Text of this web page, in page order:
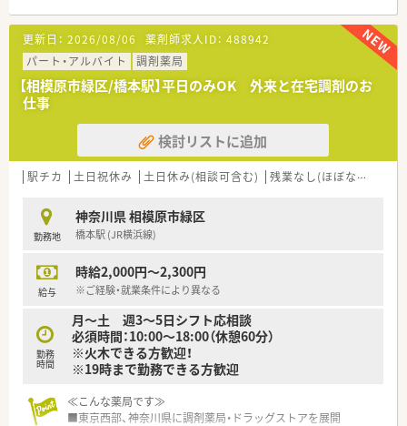
更新日： 2026/08/06 薬剤師求人ID： 488942
パート・アルバイト
調剤薬局
【相模原市緑区/橋本駅】平日のみOK 外来と在宅調剤のお
仕事
検討リストに追加
駅チカ 土日祝休み 土日休み(相談可含む) 残業なし(ほぼなし含む)
勤務地
神奈川県 相模原市緑区
橋本駅 (JR横浜線)
給与
時給2,000円～2,300円
※ご経験・就業条件により異なる
勤務
時間
月～土 週3～5日シフト応相談
必須時間：10:00～18:00（休憩60分）
※火木できる方歓迎！
※19時まで勤務できる方歓迎
≪こんな薬局です≫
■東京西部、神奈川県に調剤薬局・ドラッグストアを展開